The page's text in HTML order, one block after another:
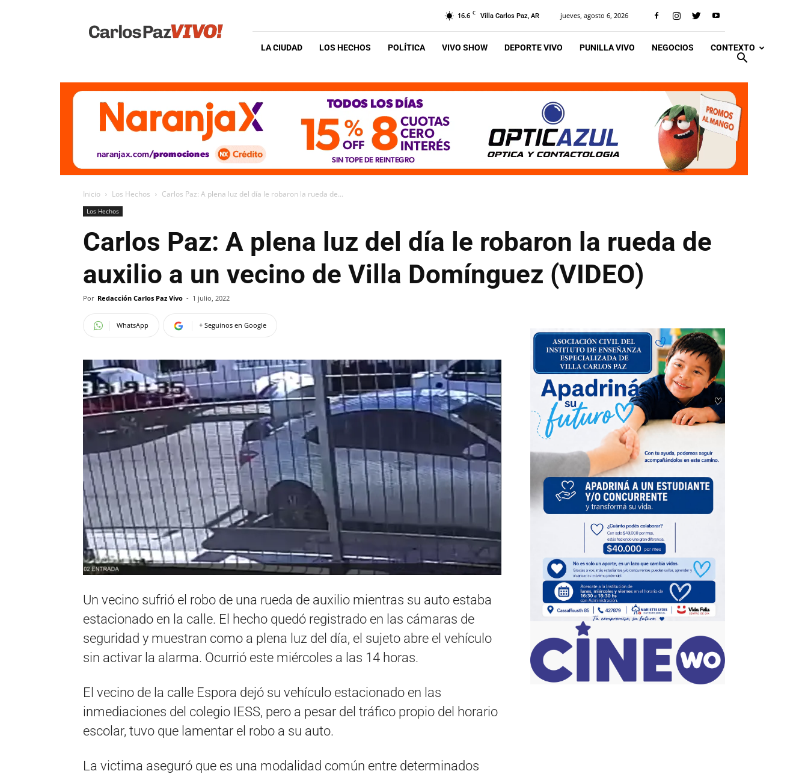
Vivo
16.6 C Villa Carlos Paz, AR jueves, agosto 6, 2026
LA CIUDAD LOS HECHOS POLÍTICA VIVO SHOW DEPORTE VIVO PUNILLA VIVO NEGOCIOS CONTEXTO
Inicio Los Hechos Carlos Paz: A plena luz del día le robaron la rueda de...
Los Hechos
Carlos Paz: A plena luz del día le robaron la rueda de
auxilio a un vecino de Villa Domínguez (VIDEO)
Por Redacción Carlos Paz Vivo - 1 julio, 2022
WhatsApp + Seguinos en Google
Un vecino sufrió el robo de una rueda de auxilio mientras su auto estaba
estacionado en la calle. El hecho quedó registrado en las cámaras de
seguridad y muestran como a plena luz del día, el sujeto abre el vehículo
sin activar la alarma. Ocurrió este miércoles a las 14 horas.
El vecino de la calle Espora dejó su vehículo estacionado en las
inmediaciones del colegio IESS, pero a pesar del tráfico propio del horario
escolar, tuvo que lamentar el robo a su auto.
La victima aseguró que es una modalidad común entre determinados